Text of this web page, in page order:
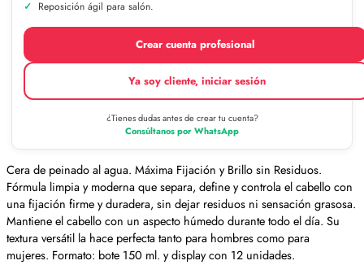
Reposición ágil para salón.
Crear cuenta profesional
Ya soy cliente, iniciar sesión
¿Tienes dudas antes de crear tu cuenta?
Consúltanos por WhatsApp
Cera de peinado al agua. Máxima Fijación y Brillo sin Residuos.
Fórmula limpia y moderna que separa, define y controla el cabello con
una fijación firme y duradera, sin dejar residuos ni sensación grasosa.
Mantiene el cabello con un aspecto húmedo durante todo el día. Su
textura versátil la hace perfecta tanto para hombres como para
mujeres. Formato: bote 150 ml. y display con 12 unidades.